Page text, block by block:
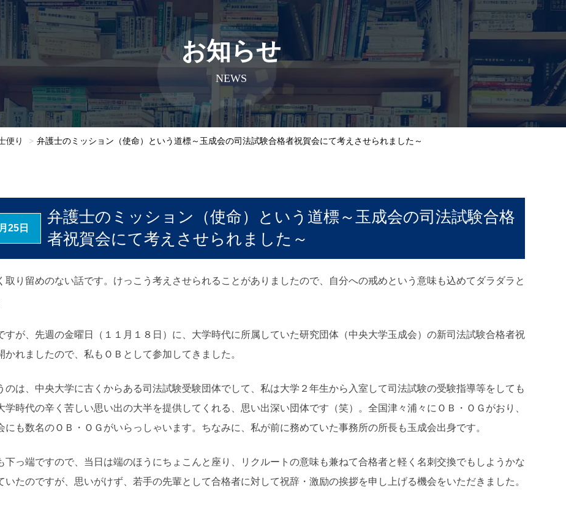
お知らせ
NEWS
便り 弁護士のミッション（使命）という道標～玉成会の司法試験合格者祝賀会にて考えさせられました～
25日
弁護士のミッション（使命）という道標～玉成会の司法試験合格
者祝賀会にて考えさせられました～
り留めのない話です。けっこう考えさせられることがありましたので、自分への戒めという意味も込めてダラダラと
が、先週の金曜日（１１月１８日）に、大学時代に所属していた研究団体（中央大学玉成会）の新司法試験合格者祝
かれましたので、私もＯＢとして参加してきました。
は、中央大学に古くからある司法試験受験団体でして、私は大学２年生から入室して司法試験の受験指導等をしても
学時代の辛く苦しい思い出の大半を提供してくれる、思い出深い団体です（笑）。全国津々浦々にＯＢ・ＯＧがおり、
にも数名のＯＢ・ＯＧがいらっしゃいます。ちなみに、私が前に務めていた事務所の所長も玉成会出身です。
っ端ですので、当日は端のほうにちょこんと座り、リクルートの意味も兼ねて合格者と軽く名刺交換でもしようかな
いたのですが、思いがけず、若手の先輩として合格者に対して祝辞・激励の挨拶を申し上げる機会をいただきました。